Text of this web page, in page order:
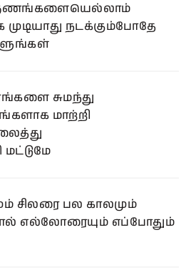
நடக்கும்போதே
சுமந்து
மாற்றி
சிலரை பல காலமும்
எல்லோரையும் எப்போதும்